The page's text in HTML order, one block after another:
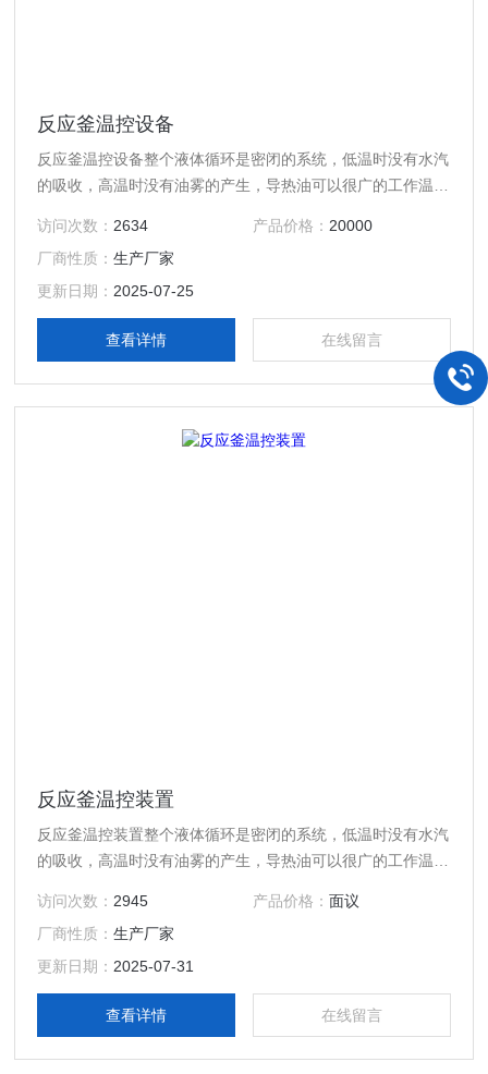
反应釜温控设备
反应釜温控设备整个液体循环是密闭的系统，低温时没有水汽
的吸收，高温时没有油雾的产生，导热油可以很广的工作温
离输送导热介质。
访问次数： 2634 产品价格： 20000
厂商性质：生产厂家
更新日期： 2025-07-25
查看详情 在线留言
反应釜温控装置
反应釜温控装置整个液体循环是密闭的系统，低温时没有水汽
的吸收，高温时没有油雾的产生，导热油可以很广的工作温
离输送导热介质。
访问次数： 2945 产品价格： 面议
厂商性质：生产厂家
更新日期： 2025-07-31
查看详情 在线留言